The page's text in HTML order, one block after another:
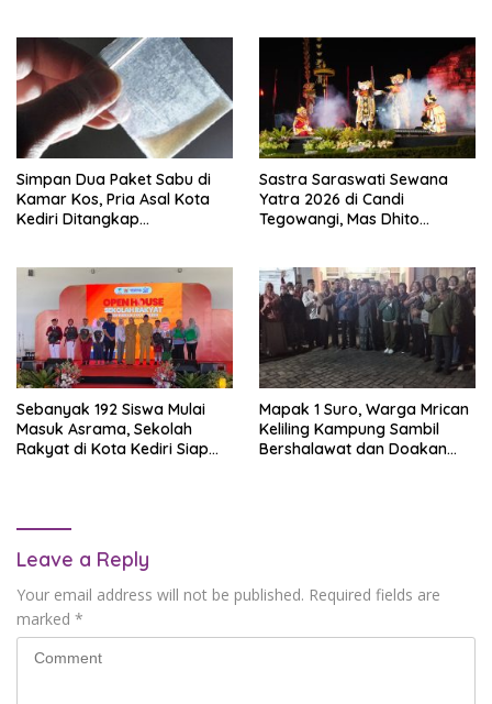
Simpan Dua Paket Sabu di
Kamar Kos, Pria Asal Kota
Kediri Ditangkap
Sastra Saraswati Sewana
Yatra 2026 di Candi
Tegowangi, Mas Dhito
Sebanyak 192 Siswa Mulai
Masuk Asrama, Sekolah
Rakyat di Kota Kediri Siap
Mapak 1 Suro, Warga Mrican
Keliling Kampung Sambil
Bershalawat dan Doakan
Leave a Reply
Your email address will not be published. Required fields are
marked *